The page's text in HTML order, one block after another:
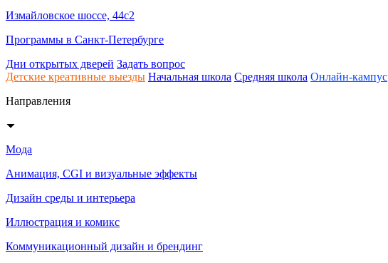
Измайловское шоссе, 44с2
Программы в Санкт-Петербурге
Дни открытых дверей Задать вопрос
Детские креативные выезды Начальная школа Средняя школа Онлайн-кампус
Направления
Мода
Анимация, CGI и визуальные эффекты
Дизайн среды и интерьера
Иллюстрация и комикс
Коммуникационный дизайн и брендинг